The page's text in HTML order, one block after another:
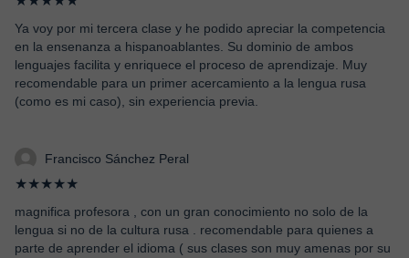
Ya voy por mi tercera clase y he podido apreciar la competencia
en la ensenanza a hispanoablantes. Su dominio de ambos
lenguajes facilita y enriquece el proceso de aprendizaje. Muy
recomendable para un primer acercamiento a la lengua rusa
(como es mi caso), sin experiencia previa.
Francisco Sánchez Peral
★★★★★
magnifica profesora , con un gran conocimiento no solo de la
lengua si no de la cultura rusa . recomendable para quienes a
parte de aprender el idioma ( sus clases son muy amenas por su